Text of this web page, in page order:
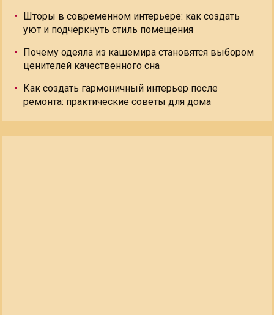
Шторы в современном интерьере: как создать
уют и подчеркнуть стиль помещения
Почему одеяла из кашемира становятся выбором
ценителей качественного сна
Как создать гармоничный интерьер после
ремонта: практические советы для дома